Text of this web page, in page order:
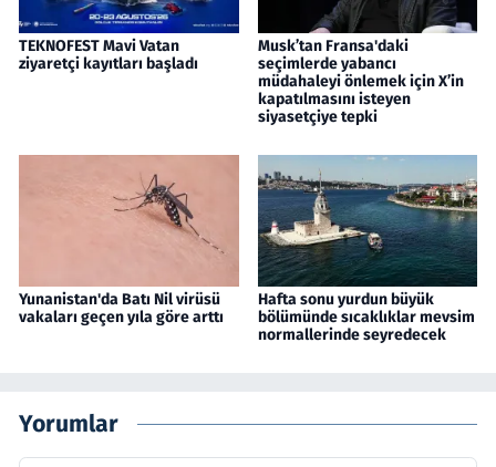
TEKNOFEST Mavi Vatan
ziyaretçi kayıtları başladı
Musk’tan Fransa'daki
seçimlerde yabancı
müdahaleyi önlemek için X’in
kapatılmasını isteyen
siyasetçiye tepki
Yunanistan'da Batı Nil virüsü
vakaları geçen yıla göre arttı
Hafta sonu yurdun büyük
bölümünde sıcaklıklar mevsim
normallerinde seyredecek
Yorumlar